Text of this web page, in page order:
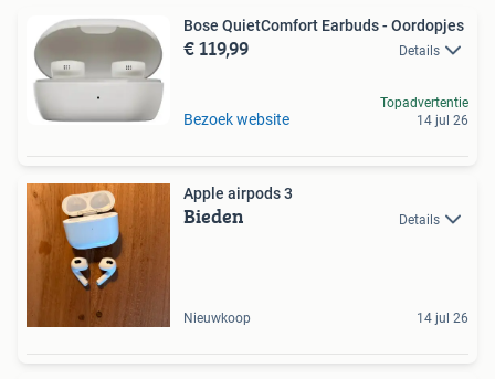
Bose QuietComfort Earbuds - Oordopjes
€ 119,99 Details
Bezoek website
Topadvertentie
14 jul 26
Apple airpods 3
Bieden Details
Nieuwkoop 14 jul 26